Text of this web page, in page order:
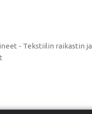
- Tekstiilin raikastin ja